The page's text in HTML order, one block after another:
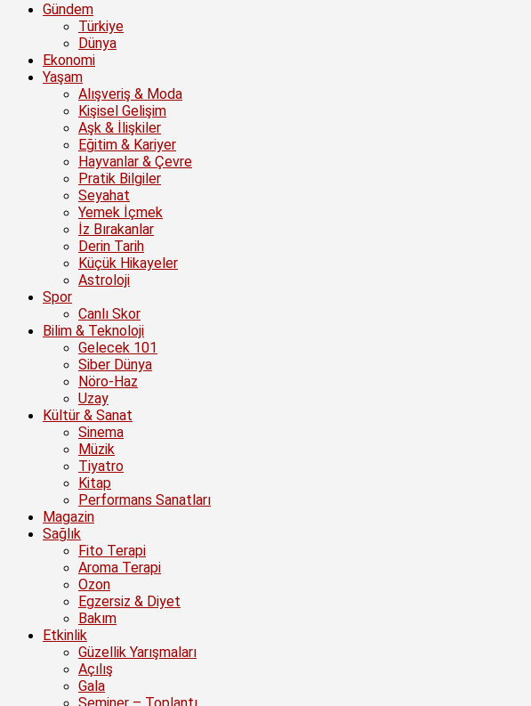
Gündem
Türkiye
Dünya
Ekonomi
Yaşam
Alışveriş & Moda
Kişisel Gelişim
Aşk & İlişkiler
Eğitim & Kariyer
Hayvanlar & Çevre
Pratik Bilgiler
Seyahat
Yemek İçmek
İz Bırakanlar
Derin Tarih
Küçük Hikayeler
Astroloji
Spor
Canlı Skor
Bilim & Teknoloji
Gelecek 101
Siber Dünya
Nöro-Haz
Uzay
Kültür & Sanat
Sinema
Müzik
Tiyatro
Kitap
Performans Sanatları
Magazin
Sağlık
Fito Terapi
Aroma Terapi
Ozon
Egzersiz & Diyet
Bakım
Etkinlik
Güzellik Yarışmaları
Açılış
Gala